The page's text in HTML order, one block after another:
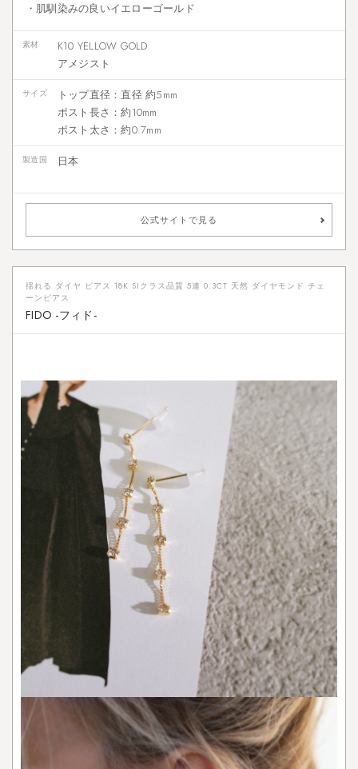
・肌馴染みの良いイエローゴールド
素材
K10 YELLOW GOLD
アメジスト
サイズ
トップ直径：直径 約5mm
ポスト長さ：約10mm
ポスト太さ：約0.7mm
製造国 日本
公式サイトで見る
揺れる ダイヤ ピアス 18K SIクラス品質 5連 0.3CT 天然 ダイヤモンド チェ
ーンピアス
FIDO -フィド-